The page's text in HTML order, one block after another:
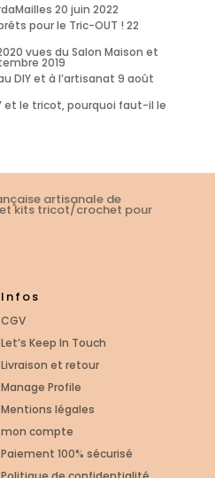
20 juin 2022
pour le Tric-OUT ! 22
vues du Salon Maison et
2019
DIY et à l’artisanat 9 août
et le tricot, pourquoi faut-il le
artisanale de
kits tricot/crochet pour
Infos
CGV
Let’s Keep In Touch
Livraison et retour
Manage Profile
Mentions légales
mon compte
Paiement 100% sécurisé